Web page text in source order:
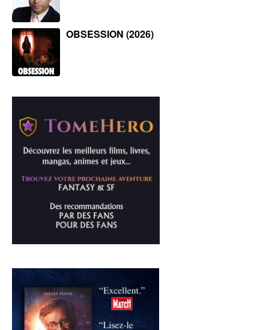
OBSESSION (2026)